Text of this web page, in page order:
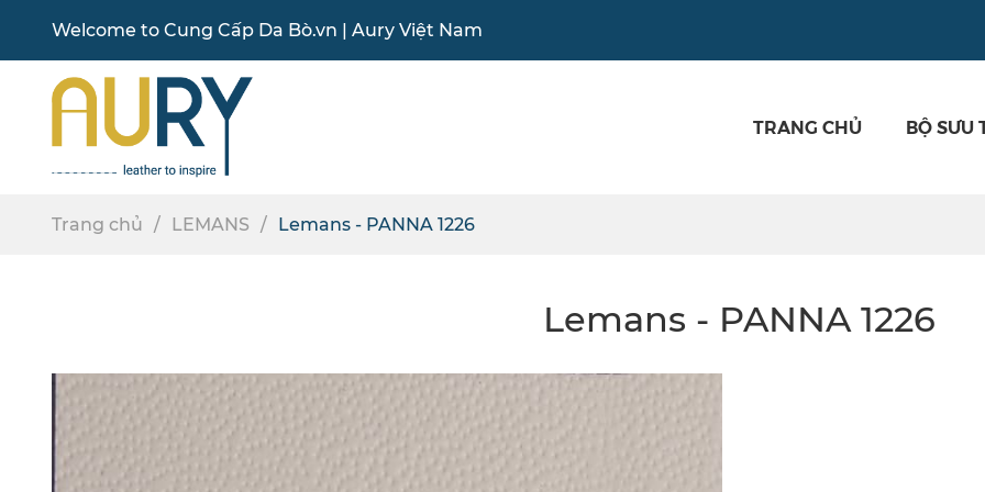
Welcome to Cung Cấp Da Bò.vn | Aury Việt Nam
TRANG CHỦ BỘ SƯU
Trang chủ LEMANS Lemans - PANNA 1226
Lemans - PANNA 1226